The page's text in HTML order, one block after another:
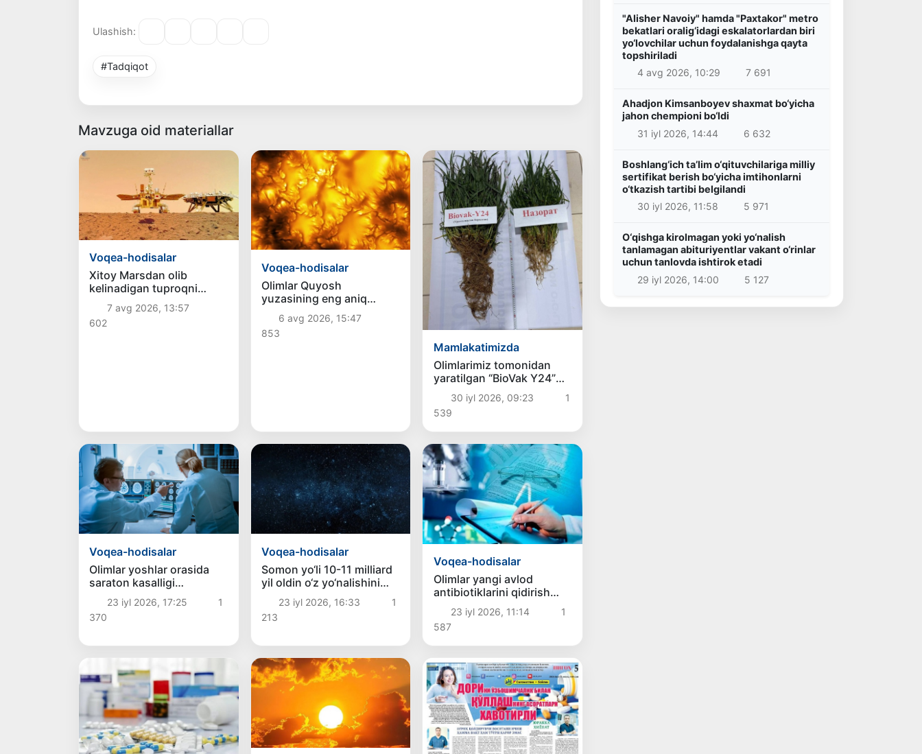
Ulashish:
#Tadqiqot
Mavzuga oid materiallar
Voqea-hodisalar
Xitoy Marsdan olib
kelinadigan tuproqni
o‘rganish uchun maxsus
laboratoriya quradi
7 avg 2026, 13:57
602
Voqea-hodisalar
Olimlar Quyosh
yuzasining eng aniq
tasvirlarini e’lon qilishdi
6 avg 2026, 15:47
853
Mamlakatimizda
Olimlarimiz tomonidan
yaratilgan “BioVak Y24”
biologik preparati qishloq
xo‘jaligi sho‘rlangan
yerlarida yangi organik
muhitni yaratmoqda
30 iyl 2026, 09:23
1
539
Voqea-hodisalar
Olimlar yoshlar orasida
saraton kasalligi
ko‘payganining sababini
tushuntirishdi
23 iyl 2026, 17:25
1
370
Voqea-hodisalar
Somon yo‘li 10-11 milliard
yil oldin o‘z yo‘nalishini
o‘zgartirgan — tadqiqot
23 iyl 2026, 16:33
1
213
Voqea-hodisalar
Olimlar yangi avlod
antibiotiklarini qidirish
texnologiyasini ishlab
chiqishdi
23 iyl 2026, 11:14
1
587
"Alisher Navoiy" hamda "Paxtakor" metro
bekatlari oralig‘idagi eskalatorlardan biri
yo‘lovchilar uchun foydalanishga qayta
topshiriladi
4 avg 2026, 10:29
7 691
Ahadjon Kimsanboyev shaxmat bo‘yicha
jahon chempioni bo‘ldi
31 iyl 2026, 14:44
6 632
Boshlang‘ich ta’lim o‘qituvchilariga milliy
sertifikat berish bo‘yicha imtihonlarni
o‘tkazish tartibi belgilandi
30 iyl 2026, 11:58
5 971
O‘qishga kirolmagan yoki yo‘nalish
tanlamagan abituriyentlar vakant o‘rinlar
uchun tanlovda ishtirok etadi
29 iyl 2026, 14:00
5 127